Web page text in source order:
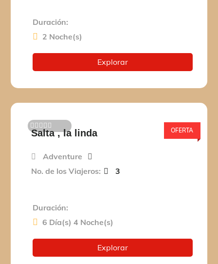
Duración:
2 Noche(s)
Explorar
0
5
OFERTA
Salta , la linda
Adventure
No. de los Viajeros:
3
Duración:
6 Día(s) 4 Noche(s)
Explorar